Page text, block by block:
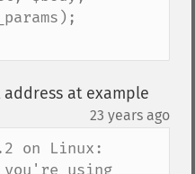
at example
23 years ago
on Linux:
using